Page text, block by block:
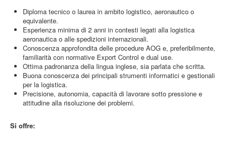
Diploma tecnico o laurea in ambito logistico, aeronautico o
equivalente.
Esperienza minima di 2 anni in contesti legati alla logistica
aeronautica o alle spedizioni internazionali.
Conoscenza approfondita delle procedure AOG e, preferibilmente,
familiarità con normative Export Control e dual use.
Ottima padronanza della lingua inglese, sia parlata che scritta.
Buona conoscenza dei principali strumenti informatici e gestionali
per la logistica.
Precisione, autonomia, capacità di lavorare sotto pressione e
attitudine alla risoluzione dei problemi.
Si offre: